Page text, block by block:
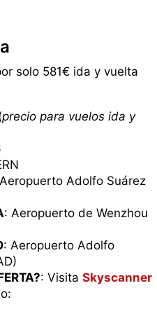
solo 581€ ida y vuelta
precio para vuelos ida y
Adolfo Suárez
: Aeropuerto de Wenzhou
: Aeropuerto Adolfo
: Visita Skyscanner